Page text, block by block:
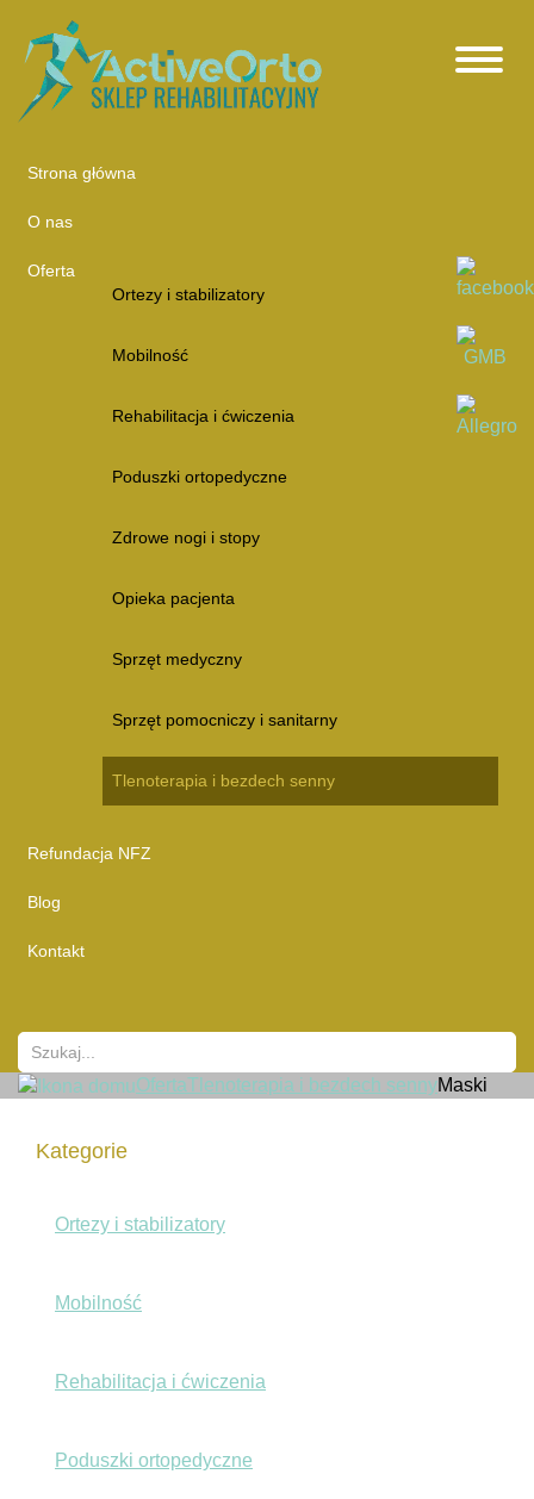
Strona główna
O nas
Oferta
Ortezy i stabilizatory
Mobilność
Rehabilitacja i ćwiczenia
Poduszki ortopedyczne
Zdrowe nogi i stopy
Opieka pacjenta
Sprzęt medyczny
Sprzęt pomocniczy i sanitarny
Tlenoterapia i bezdech senny
Refundacja NFZ
Blog
Kontakt
OfertaTlenoterapia i bezdech sennyMaski
Kategorie
Ortezy i stabilizatory
Mobilność
Rehabilitacja i ćwiczenia
Poduszki ortopedyczne